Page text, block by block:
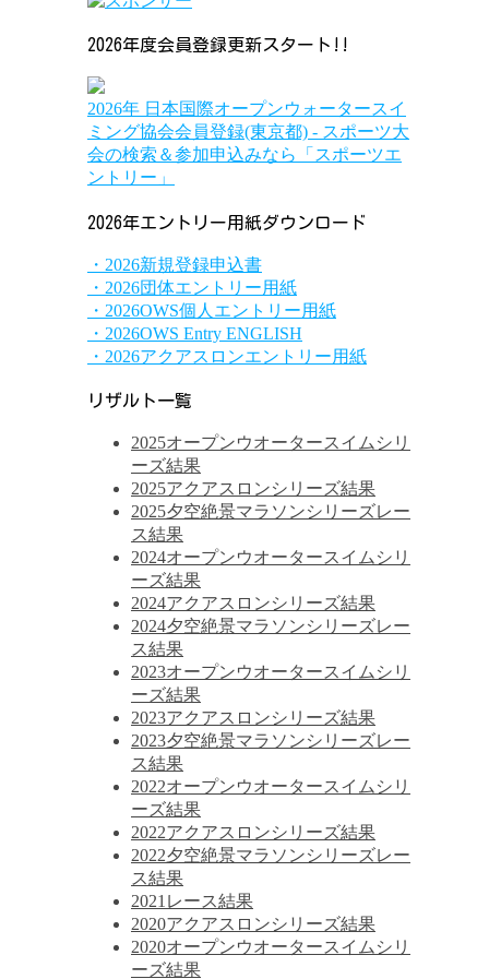
2026年度会員登録更新スタート!!
2026年 日本国際オープンウォータースイ
ミング協会会員登録(東京都) - スポーツ大
会の検索＆参加申込みなら「スポーツエ
ントリー」
2026年エントリー用紙ダウンロード
・2026新規登録申込書
・2026団体エントリー用紙
・2026OWS個人エントリー用紙
・2026OWS Entry ENGLISH
・2026アクアスロンエントリー用紙
リザルト一覧
2025オープンウオータースイムシリ
ーズ結果
2025アクアスロンシリーズ結果
2025夕空絶景マラソンシリーズレー
ス結果
2024オープンウオータースイムシリ
ーズ結果
2024アクアスロンシリーズ結果
2024夕空絶景マラソンシリーズレー
ス結果
2023オープンウオータースイムシリ
ーズ結果
2023アクアスロンシリーズ結果
2023夕空絶景マラソンシリーズレー
ス結果
2022オープンウオータースイムシリ
ーズ結果
2022アクアスロンシリーズ結果
2022夕空絶景マラソンシリーズレー
ス結果
2021レース結果
2020アクアスロンシリーズ結果
2020オープンウオータースイムシリ
ーズ結果